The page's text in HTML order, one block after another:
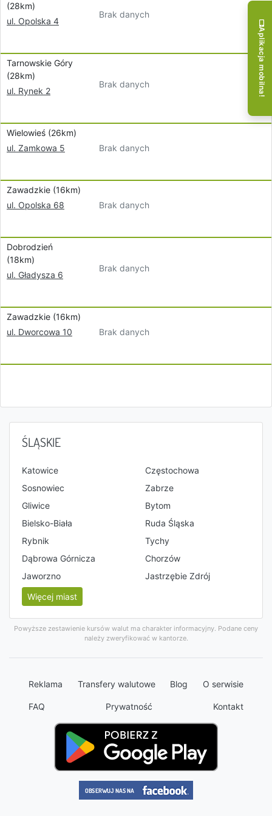
(28km)
ul. Opolska 4
Brak danych
Tarnowskie Góry
(28km)
ul. Rynek 2
Brak danych
Wielowieś (26km)
ul. Zamkowa 5
Brak danych
Zawadzkie (16km)
ul. Opolska 68
Brak danych
Dobrodzień
(18km)
ul. Gładysza 6
Brak danych
Zawadzkie (16km)
ul. Dworcowa 10
Brak danych
ŚLĄSKIE
Katowice
Częstochowa
Sosnowiec
Zabrze
Gliwice
Bytom
Bielsko-Biała
Ruda Śląska
Rybnik
Tychy
Dąbrowa Górnicza
Chorzów
Jaworzno
Jastrzębie Zdrój
Więcej miast
Powyższe zestawienie kursów walut ma charakter informacyjny. Podane ceny
należy zweryfikować w kantorze.
Reklama Transfery walutowe Blog O serwisie
FAQ Prywatność Kontakt
Aplikacja mobilna!